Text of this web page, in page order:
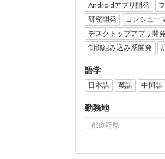
Androidアプリ開発
研究開発
コンシュー
デスクトップアプリ開発
制御組み込み系開発
語学
日本語 英語 中国語
勤務地
都道府県